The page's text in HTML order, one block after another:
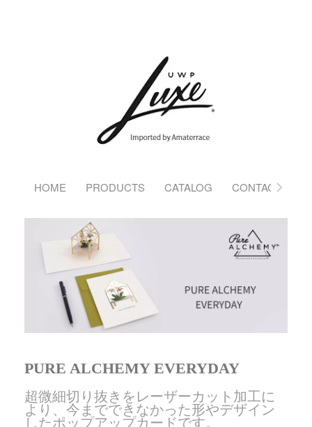
HOME PRODUCTS CATALOG CONTACT
PURE ALCHEMY EVERYDAY
超微細切り抜きをレーザーカット加工に
より、今までできなかった形やデザイン
したポップアップカードです。